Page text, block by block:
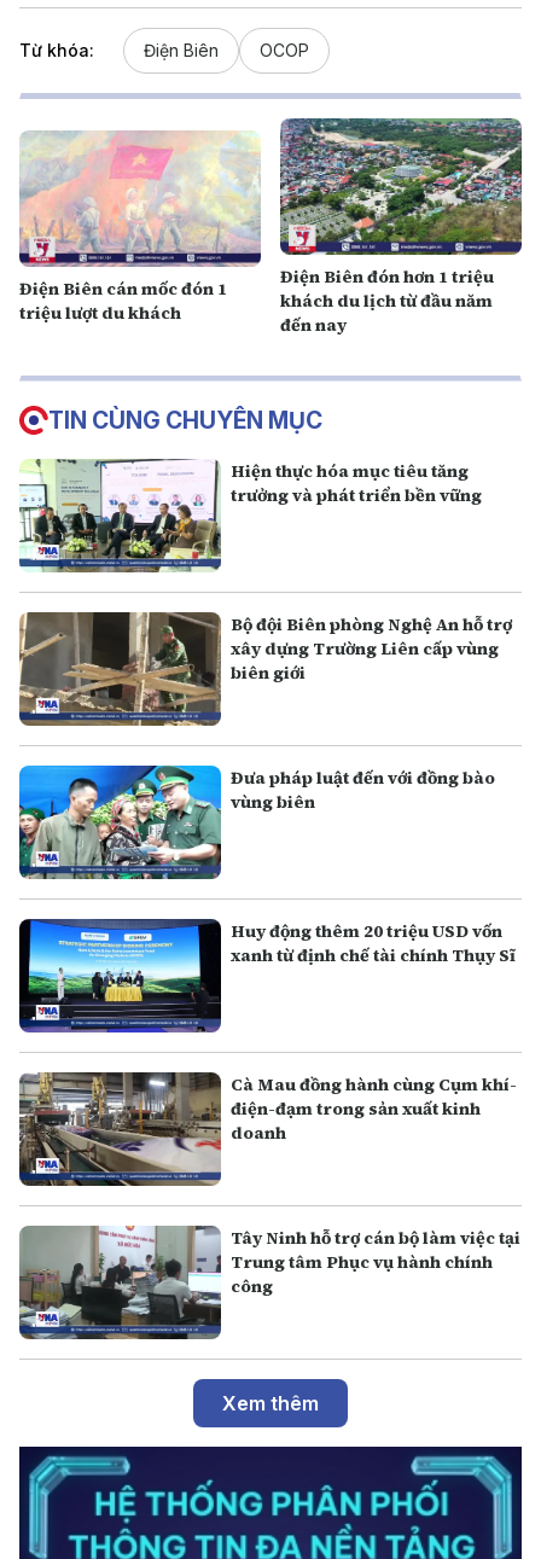
Từ khóa: Điện Biên OCOP
Điện Biên cán mốc đón 1
triệu lượt du khách
Điện Biên đón hơn 1 triệu
khách du lịch từ đầu năm
đến nay
TIN CÙNG CHUYÊN MỤC
Hiện thực hóa mục tiêu tăng
trưởng và phát triển bền vững
Bộ đội Biên phòng Nghệ An hỗ trợ
xây dựng Trường Liên cấp vùng
biên giới
Đưa pháp luật đến với đồng bào
vùng biên
Huy động thêm 20 triệu USD vốn
xanh từ định chế tài chính Thụy Sĩ
Cà Mau đồng hành cùng Cụm khí-
điện-đạm trong sản xuất kinh
doanh
Tây Ninh hỗ trợ cán bộ làm việc tại
Trung tâm Phục vụ hành chính
công
Xem thêm